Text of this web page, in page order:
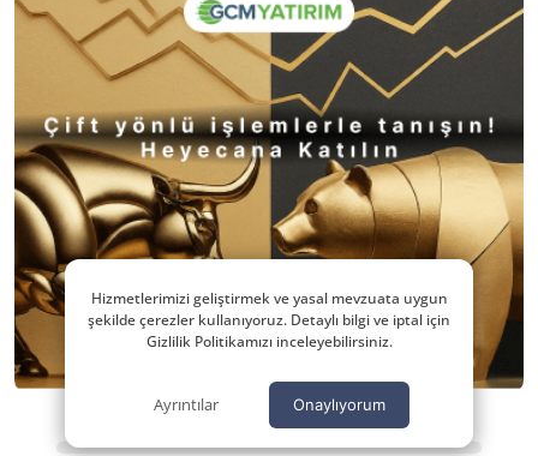
Hizmetlerimizi geliştirmek ve yasal mevzuata uygun
şekilde çerezler kullanıyoruz. Detaylı bilgi ve iptal için
Gizlilik Politikamızı inceleyebilirsiniz.
Ayrıntılar Onaylıyorum